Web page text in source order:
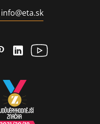
info@eta.sk